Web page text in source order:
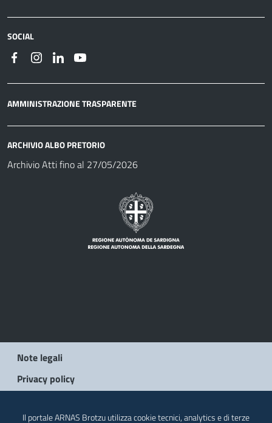
SOCIAL
AMMINISTRAZIONE TRASPARENTE
ARCHIVIO ALBO PRETORIO
Archivio Atti fino al 27/05/2026
Note legali
Privacy policy
Il portale ARNAS Brotzu utilizza cookie tecnici, analytics e di terze